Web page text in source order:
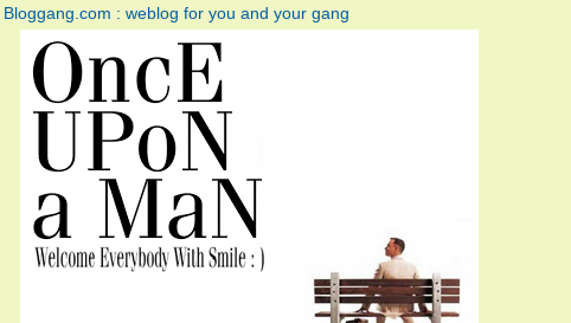
Bloggang.com : weblog for you and your gang